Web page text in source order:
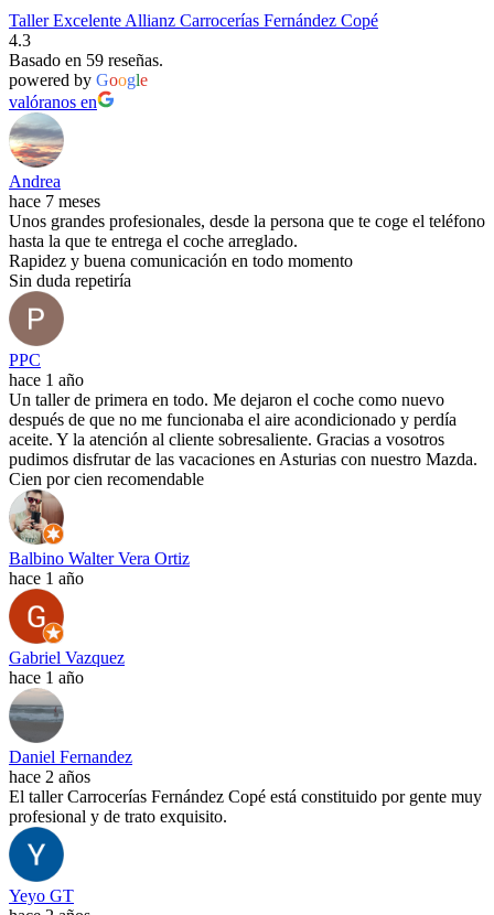
Taller Excelente Allianz Carrocerías Fernández Copé
4.3
Basado en 59 reseñas.
powered by Google
valóranos en
Andrea
hace 7 meses
Unos grandes profesionales, desde la persona que te coge el teléfono
hasta la que te entrega el coche arreglado.
Rapidez y buena comunicación en todo momento
Sin duda repetiría
PPC
hace 1 año
Un taller de primera en todo. Me dejaron el coche como nuevo
después de que no me funcionaba el aire acondicionado y perdía
aceite. Y la atención al cliente sobresaliente. Gracias a vosotros
pudimos disfrutar de las vacaciones en Asturias con nuestro Mazda.
Cien por cien recomendable
Balbino Walter Vera Ortiz
hace 1 año
Gabriel Vazquez
hace 1 año
Daniel Fernandez
hace 2 años
El taller Carrocerías Fernández Copé está constituido por gente muy
profesional y de trato exquisito.
Yeyo GT